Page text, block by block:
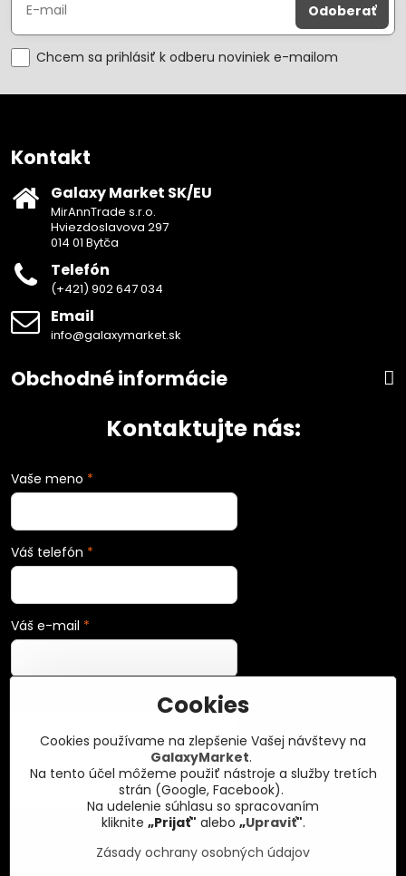
Odoberať
Chcem sa prihlásiť k odberu noviniek e-mailom
Kontakt
Galaxy Market SK/EU
MirAnnTrade s.r.o.
Hviezdoslavova 297
014 01 Bytča
Telefón
(+421) 902 647 034
Email
info@galaxymarket.sk
Obchodné informácie
Kontaktujte nás:
Vaše meno *
Váš telefón *
Váš e-mail *
Cookies
Cookies používame na zlepšenie Vašej návštevy na
GalaxyMarket.
Na tento účel môžeme použiť nástroje a služby tretích
strán (Google, Facebook).
Na udelenie súhlasu so spracovaním
kliknite „Prijať" alebo „Upraviť".
Zásady ochrany osobných údajov